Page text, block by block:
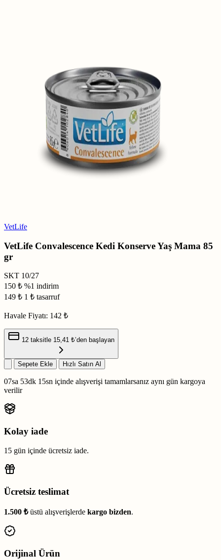
VetLife
VetLife Convalescence Kedi Konserve Yaş Mama 85
gr
SKT 10/27
150 ₺ %1 indirim
149 ₺ 1 ₺ tasarruf
Havale Fiyatı: 142 ₺
12 taksitle 15,41 ₺’den başlayan
Sepete Ekle Hızlı Satın Al
07sa 53dk 14sn içinde alışverişi tamamlarsanız aynı gün kargoya
verilir
Kolay iade
15 gün içinde ücretsiz iade.
Ücretsiz teslimat
1.500 ₺üstü alışverişlerde kargo bizden.
Orijinal Ürün